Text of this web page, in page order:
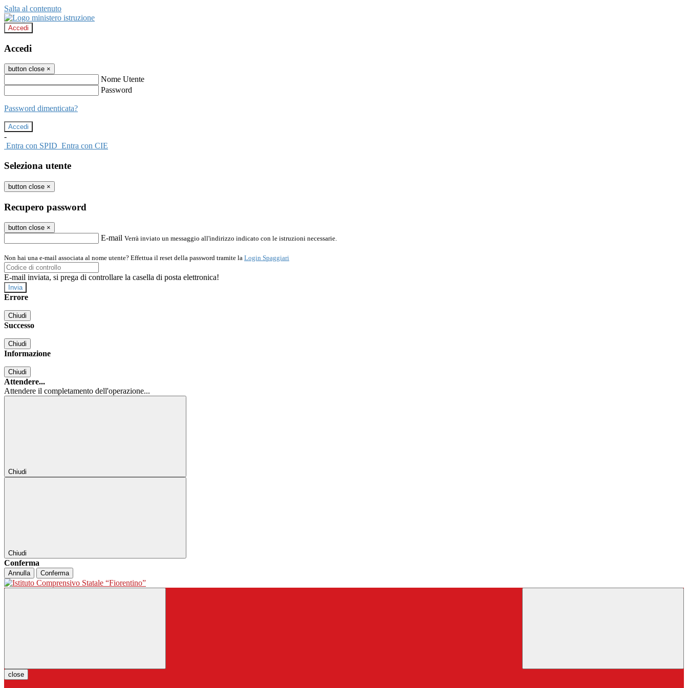
Salta al contenuto
Accedi
Accedi
button close ×
Nome Utente
Password
Password dimenticata?
-
Entra con SPID Entra con CIE
Seleziona utente
button close ×
Recupero password
button close ×
E-mail Verrà inviato un messaggio all'indirizzo indicato con le istruzioni necessarie.
Non hai una e-mail associata al nome utente? Effettua il reset della password tramite la Login Spaggiari
E-mail inviata, si prega di controllare la casella di posta elettronica!
Errore
Chiudi
Successo
Chiudi
Informazione
Chiudi
Attendere...
Attendere il completamento dell'operazione...
Chiudi
Chiudi
Conferma
Annulla Conferma
close